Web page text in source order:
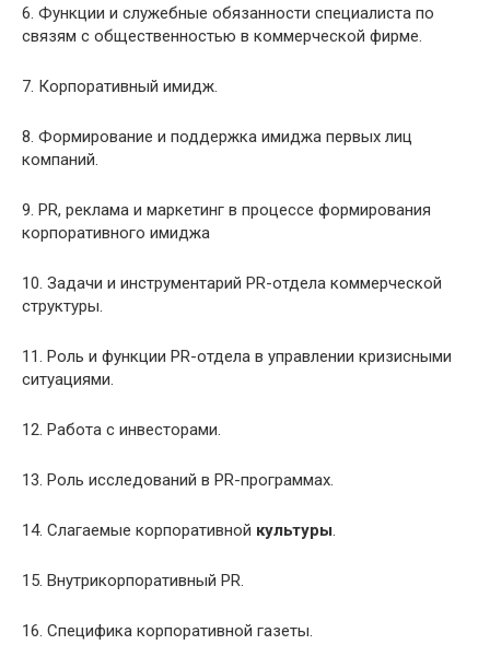
6. Функции и служебные обязанности специалиста по
связям с общественностью в коммерческой фирме.
7. Корпоративный имидж.
8. Формирование и поддержка имиджа первых лиц
компаний.
9. PR, реклама и маркетинг в процессе формирования
корпоративного имиджа
10. Задачи и инструментарий PR-отдела коммерческой
структуры.
11. Роль и функции PR-отдела в управлении кризисными
ситуациями.
12. Работа с инвесторами.
13. Роль исследований в PR-программах.
14. Слагаемые корпоративной культуры.
15. Внутрикорпоративный PR.
16. Специфика корпоративной газеты.